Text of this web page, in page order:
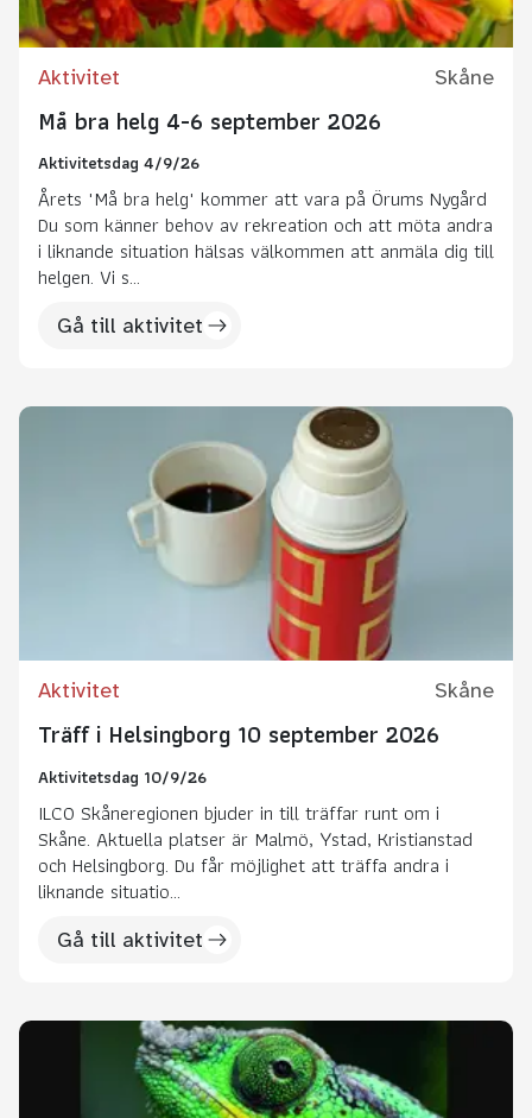
Aktivitet Skåne
Må bra helg 4-6 september 2026
Aktivitetsdag 4/9/26
Årets "Må bra helg" kommer att vara på Örums Nygård
Du som känner behov av rekreation och att möta andra
i liknande situation hälsas välkommen att anmäla dig till
helgen. Vi s...
Gå till aktivitet
Aktivitet Skåne
Träff i Helsingborg 10 september 2026
Aktivitetsdag 10/9/26
ILCO Skåneregionen bjuder in till träffar runt om i
Skåne. Aktuella platser är Malmö, Ystad, Kristianstad
och Helsingborg. Du får möjlighet att träffa andra i
liknande situatio...
Gå till aktivitet